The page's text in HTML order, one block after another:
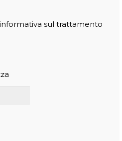
sul trattamento